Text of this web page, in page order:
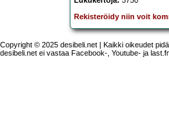
Rekisteröidy niin voit
Copyright © 2025 desibeli.net | Kaikki oikeudet
desibeli.net ei vastaa Facebook-, Youtube- ja